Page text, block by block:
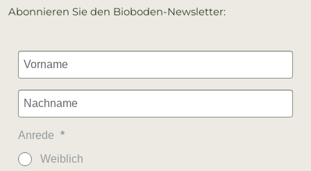
Abonnieren Sie den Bioboden-Newsletter:
Anrede
Weiblich